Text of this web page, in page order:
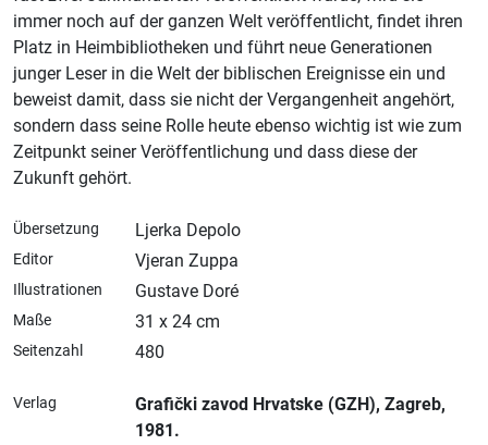
immer noch auf der ganzen Welt veröffentlicht, findet ihren
Platz in Heimbibliotheken und führt neue Generationen
junger Leser in die Welt der biblischen Ereignisse ein und
beweist damit, dass sie nicht der Vergangenheit angehört,
sondern dass seine Rolle heute ebenso wichtig ist wie zum
Zeitpunkt seiner Veröffentlichung und dass diese der
Zukunft gehört.
Übersetzung Ljerka Depolo
Editor Vjeran Zuppa
Illustrationen Gustave Doré
Maße 31 x 24 cm
Seitenzahl 480
Verlag Grafički zavod Hrvatske (GZH), Zagreb,
1981.